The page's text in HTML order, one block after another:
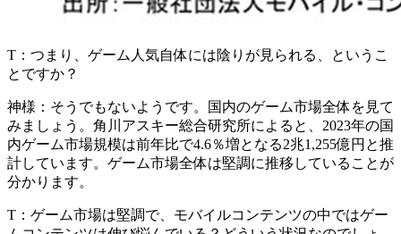
T： つまり、ゲーム人気自体には陰りが見られる、というこ
とですか？
神様： そうでもないようです。国内のゲーム市場全体を見て
みましょう。角川アスキー総合研究所によると、2023年の国
内ゲーム市場規模は前年比で4.6％増となる2兆1,255億円と推
計しています。ゲーム市場全体は堅調に推移していることが
分かります。
T： ゲーム市場は堅調で、モバイルコンテンツの中ではゲー